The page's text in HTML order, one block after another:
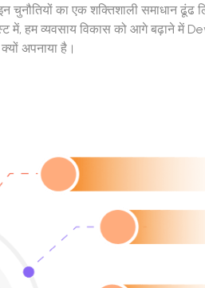
चुनौतियों का एक शक्तिशाली समाधान ढूंढ
में, हम व्यवसाय विकास को आगे बढ़ाने में
अपनाया है।